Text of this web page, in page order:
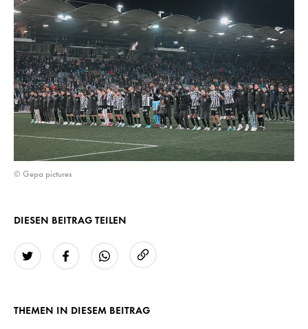
© Gepa pictures
DIESEN BEITRAG TEILEN
THEMEN IN DIESEM BEITRAG